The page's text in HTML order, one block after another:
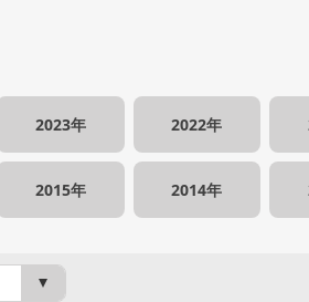
2023年 2022年
2015年 2014年